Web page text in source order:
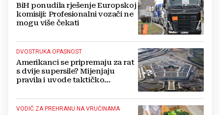
BiH ponudila rješenje Europskoj
komisiji: Profesionalni vozači ne
mogu više čekati
DVOSTRUKA OPASNOST
Amerikanci se pripremaju za rat
s dvije supersile? Mijenjaju
pravila i uvode taktičko
VODIČ ZA PREHRANU NA VRUĆINAMA